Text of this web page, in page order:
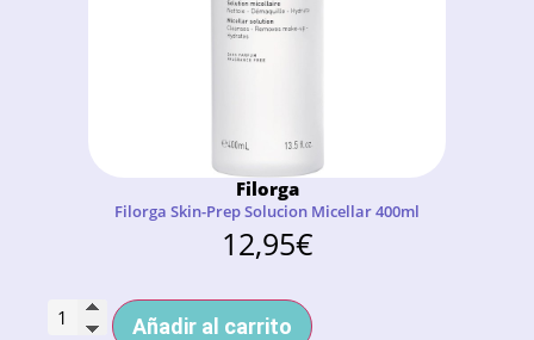
Filorga
Filorga Skin-Prep Solucion Micellar 400ml
12,95€
Añadir al carrito